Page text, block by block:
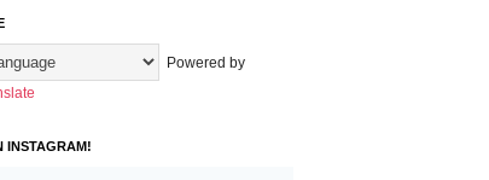
Powered by
INSTAGRAM!